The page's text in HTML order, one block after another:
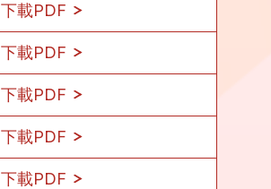
下載PDF
下載PDF
下載PDF
下載PDF
下載PDF